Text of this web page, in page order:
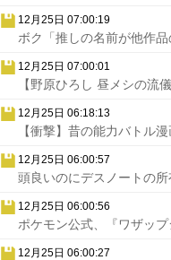
12月25日 07:00:19
ボク「推しの名前が他作
12月25日 07:00:01
【野原ひろし 昼メシの流
12月25日 06:18:13
【衝撃】昔の能力バトル
12月25日 06:00:57
頭良いのにデスノートの所
12月25日 06:00:56
ポケモン公式、『ワザッ
12月25日 06:00:27